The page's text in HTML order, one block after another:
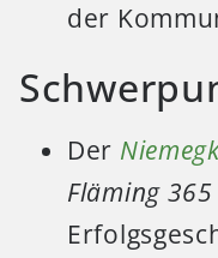
der
Der
Fläming 365